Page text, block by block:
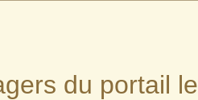
du portail